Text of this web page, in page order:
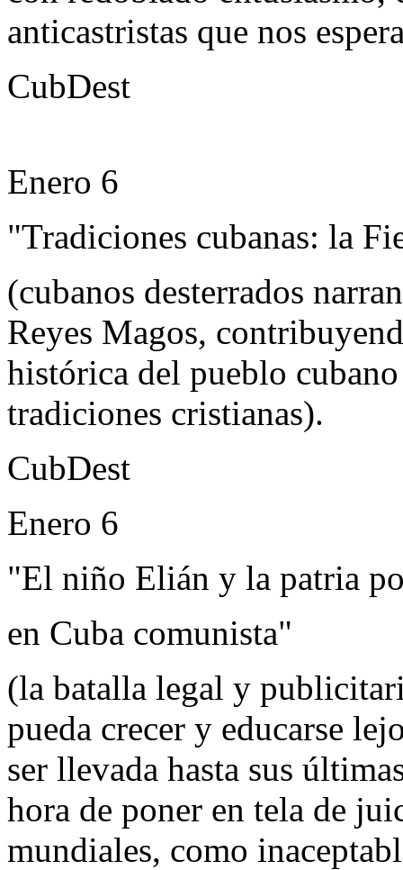
anticastristas que nos
CubDest
Enero 6
"Tradiciones cubanas: la
(cubanos desterrados
Reyes Magos,
histórica del pueblo
tradiciones cristianas).
CubDest
Enero 6
"El niño Elián y la patria
en Cuba comunista"
(la batalla legal y
pueda crecer y educarse
ser llevada hasta sus
hora de poner en tela de
mundiales, como